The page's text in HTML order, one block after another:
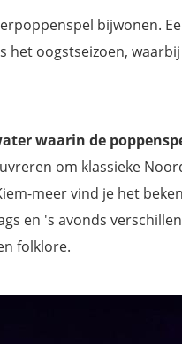
bijwonen.
oogstseizoen,
waarin de
om klassieke
meer vind je het
en 's avonds
folklore.